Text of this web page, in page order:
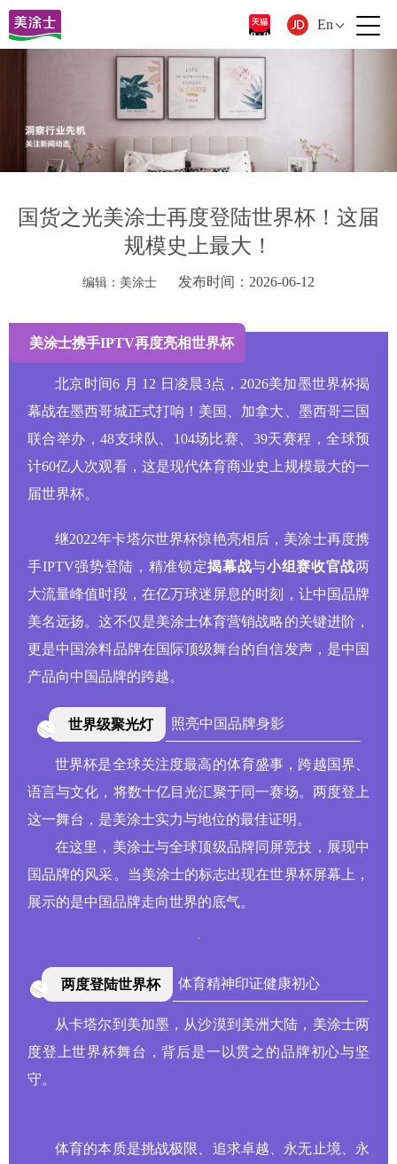
En
国货之光美涂士再度登陆世界杯！这届
规模史上最大！
编辑：美涂士 发布时间：2026-06-12
美涂士携手IPTV再度亮相世界杯
北京时间6 月 12 日凌晨3点，2026美加墨世界杯揭
幕战在墨西哥城正式打响！美国、加拿大、墨西哥三国
联合举办，48支球队、104场比赛、39天赛程，全球预
计60亿人次观看，这是现代体育商业史上规模最大的一
届世界杯。
继2022年卡塔尔世界杯惊艳亮相后，美涂士再度携
手IPTV强势登陆，精准锁定揭幕战与小组赛收官战两
大流量峰值时段，在亿万球迷屏息的时刻，让中国品牌
美名远扬。这不仅是美涂士体育营销战略的关键进阶，
更是中国涂料品牌在国际顶级舞台的自信发声，是中国
产品向中国品牌的跨越。
世界级聚光灯 照亮中国品牌身影
世界杯是全球关注度最高的体育盛事，跨越国界、
语言与文化，将数十亿目光汇聚于同一赛场。两度登上
这一舞台，是美涂士实力与地位的最佳证明。
在这里，美涂士与全球顶级品牌同屏竞技，展现中
国品牌的风采。当美涂士的标志出现在世界杯屏幕上，
展示的是中国品牌走向世界的底气。
两度登陆世界杯 体育精神印证健康初心
从卡塔尔到美加墨，从沙漠到美洲大陆，美涂士两
度登上世界杯舞台，背后是一以贯之的品牌初心与坚
守。
体育的本质是挑战极限、追求卓越、永无止境、永